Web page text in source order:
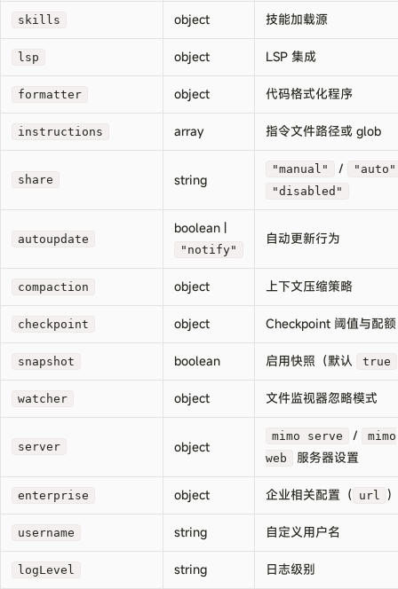
skills object 技能加载源
lsp object LSP 集成
formatter object 代码格式化程序
instructions array 指令文件路径或 glob
share string
"manual" /
"auto"
"disabled"
autoupdate
boolean |
"notify"
自动更新行为
compaction object 上下文压缩策略
checkpoint object Checkpoint 阈值与配额
snapshot boolean 启用快照（默认 true
watcher object 文件监视器忽略模式
server object
mimo serve /
mimo
web
服务器设置
enterprise object 企业相关配置（ url ）
username string 自定义用户名
logLevel string 日志级别